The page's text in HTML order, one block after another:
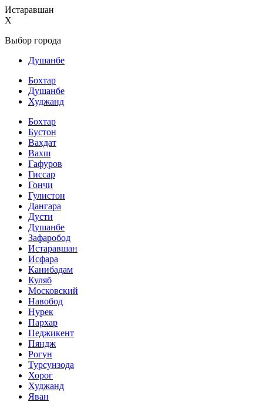
Истаравшан
X
Выбор города
Душанбе
Бохтар
Душанбе
Худжанд
Бохтар
Бустон
Вахдат
Вахш
Гафуров
Гиссар
Гончи
Гулистон
Дангара
Дусти
Душанбе
Зафаробод
Истаравшан
Исфара
Канибадам
Куляб
Московский
Навобод
Нурек
Пархар
Педжикент
Пяндж
Рогун
Турсунзода
Хорог
Худжанд
Яван